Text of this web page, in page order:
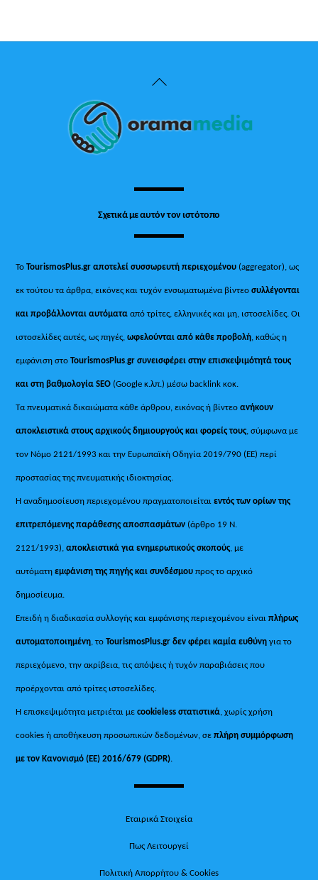
Back
Top
Σχετικά με αυτόν τον ιστότοπο
ΤοTourismosPlus.gr αποτελεί συσσωρευτή περιεχομένου (aggregator), ως
εκ τούτου τα άρθρα, εικόνες και τυχόν ενσωματωμένα βίντεοσυλλέγονται
και προβάλλονται αυτόματααπό τρίτες, ελληνικές και μη, ιστοσελίδες. Οι
ιστοσελίδες αυτές, ως πηγές,ωφελούνται από κάθε προβολή, καθώς η
εμφάνιση στοTourismosPlus.gr συνεισφέρει στην επισκεψιμότητά τους
και στη βαθμολογία SEO (Google κ.λπ.) μέσω backlink κοκ.
Τα πνευματικά δικαιώματα κάθε άρθρου, εικόνας ή βίντεοανήκουν
αποκλειστικά στους αρχικούς δημιουργούς και φορείς τους, σύμφωνα με
τον Νόμο 2121/1993 και την Ευρωπαϊκή Οδηγία 2019/790 (ΕΕ) περί
προστασίας της πνευματικής ιδιοκτησίας.
Η αναδημοσίευση περιεχομένου πραγματοποιείταιεντός των ορίων της
επιτρεπόμενης παράθεσης αποσπασμάτων (άρθρο 19 Ν.
2121/1993), αποκλειστικά για ενημερωτικούς σκοπούς, με
αυτόματηεμφάνιση της πηγής και συνδέσμου προς το αρχικό
δημοσίευμα.
Επειδή η διαδικασία συλλογής και εμφάνισης περιεχομένου είναιπλήρως
αυτοματοποιημένη, τοTourismosPlus.gr δεν φέρει καμία ευθύνη για το
περιεχόμενο, την ακρίβεια, τις απόψεις ή τυχόν παραβιάσεις που
προέρχονται από τρίτες ιστοσελίδες.
Η επισκεψιμότητα μετριέται μεcookieless στατιστικά, χωρίς χρήση
cookies ή αποθήκευση προσωπικών δεδομένων, σεπλήρη συμμόρφωση
με τον Κανονισμό (ΕΕ) 2016/679 (GDPR).
Εταιρικά Στοιχεία
Πως Λειτουργεί
Πολιτική Απορρήτου & Cookies